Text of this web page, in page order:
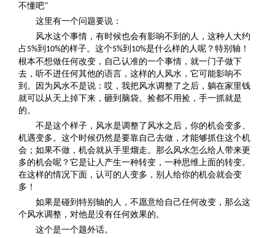
不懂吧”
这里有一个问题要说：
风水这个事情，有时候也会有影响不到的人，这种人大约
占5%到 10%的样子。这个5%到 10%是什么样的人呢？特别轴！
根本不想做任何改变，自己认准的一个事情，就一门子做下
去，听不进任何其他的语言，这样的人风水，它可能影响不
到。因为风水不是说：哎，我把风水调整了之后，躺在家里钱
就可以从天上掉下来，砸到脑袋。捡都不用捡，手一抓就是
的。
不是这个样子，风水是调整了风水之后，你的机会变多、
机遇变多。这个时候仍然是要靠自己去做，才能够抓住这个机
会；如果不做，机会就从手里熘走。那么风水怎么给人带来更
多的机会呢？它是让人产生一种转变，一种思维上面的转变。
在这样的情况下面，认可的人变多，别人给你的机会就会变
多！
如果是碰到特别轴的人，不愿意给自己任何改变，那么这
个风水调整，对他是没有任何效果的。
这个是一个题外话。